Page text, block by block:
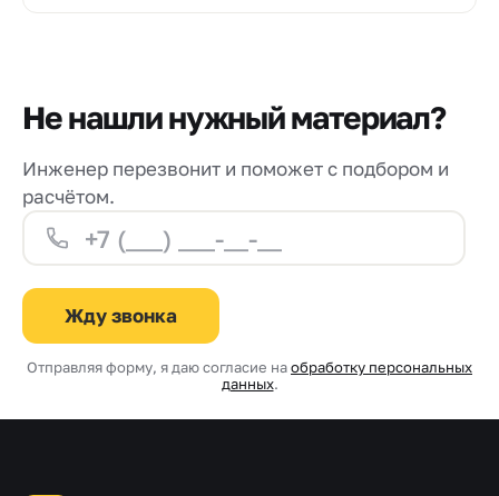
Не нашли нужный материал?
Инженер перезвонит и поможет с подбором и
расчётом.
Жду звонка
Отправляя форму, я даю согласие наобработку персональных
данных.